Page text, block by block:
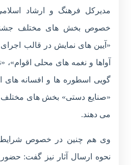
مدیرکل فرهنگ و ارشاد
خصوص بخش های مختلف
«آیین های نمایش در قالب
آواها و نغمه های محلی اقوام»،
گویی اسطوره ها و افسانه های
«صنایع دستی» بخش های مختلف
می دهند.
وی هم چنین در خصوص
نحوه ارسال آثار نیز گفت: